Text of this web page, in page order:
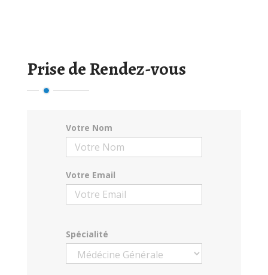
Prise de Rendez-vous
Votre Nom
Votre Email
Spécialité